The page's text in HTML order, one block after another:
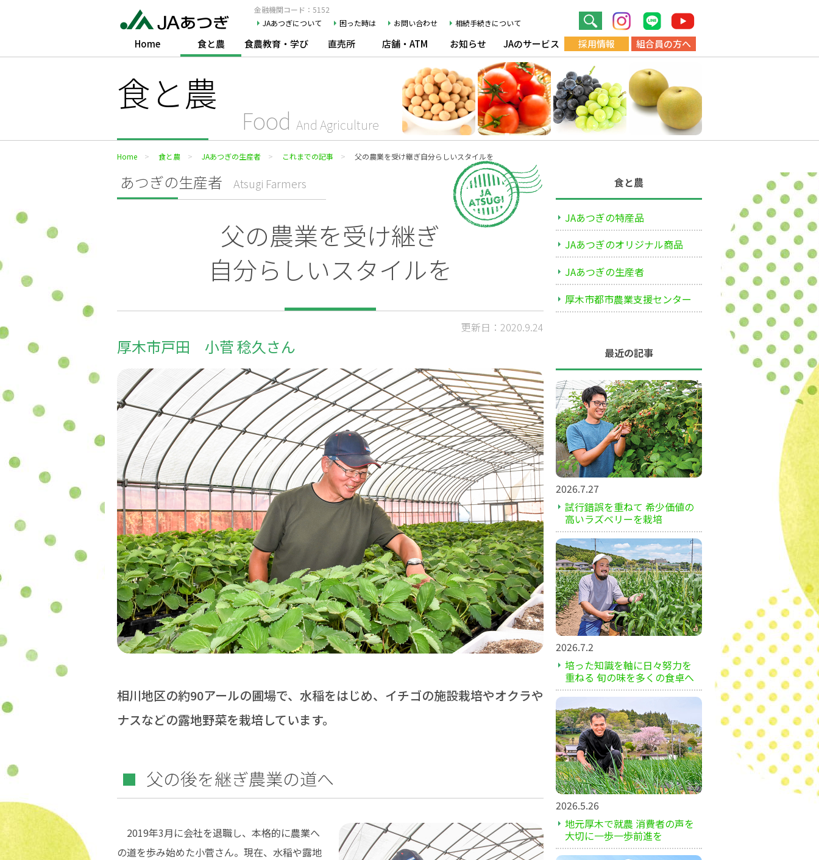
金融機関コード：5152
JAあつぎについて
困った時は お問い合わせ 相続手続きについて
Home 食と農 食農教育・学び 直売所 店舗・ATM お知らせ JAのサービス 採用情報 組合員の方へ
食と農
Food And Agriculture
Home 食と農 JAあつぎの生産者 これまでの記事 父の農業を受け継ぎ自分らしいスタイルを
あつぎの生産者 Atsugi Farmers
父の農業を受け継ぎ
自分らしいスタイルを
更新日：2020.9.24
厚木市戸田 小菅 稔久さん
相川地区の約90アールの圃場で、水稲をはじめ、イチゴの施設栽培やオクラや
ナスなどの露地野菜を栽培しています。
父の後を継ぎ農業の道へ
2019年3月に会社を退職し、本格的に農業へ
の道を歩み始めた小菅さん。現在、水稲や露地
食と農
JAあつぎの特産品
JAあつぎのオリジナル商品
JAあつぎの生産者
厚木市都市農業支援センター
最近の記事
2026.7.27
試行錯誤を重ねて 希少価値の
高いラズベリーを栽培
2026.7.2
培った知識を軸に日々努力を
重ねる 旬の味を多くの食卓へ
2026.5.26
地元厚木で就農 消費者の声を
大切に一歩一歩前進を